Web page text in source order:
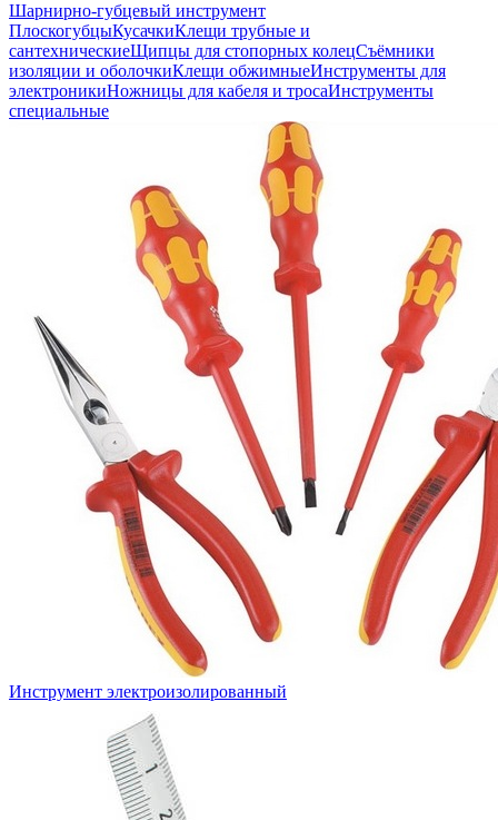
Шарнирно-губцевый инструмент
ПлоскогубцыКусачкиКлещи трубные и
сантехническиеЩипцы для стопорных колецСъёмники
изоляции и оболочкиКлещи обжимныеИнструменты для
электроникиНожницы для кабеля и тросаИнструменты
специальные
Инструмент электроизолированный